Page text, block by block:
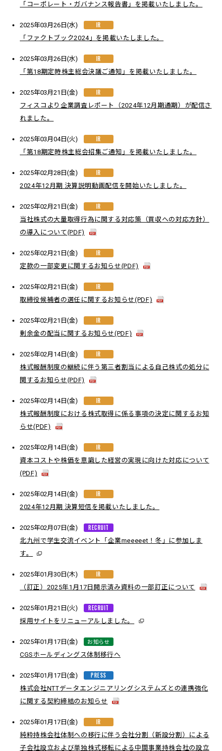
「コーポレート・ガバナンス報告書」を掲載いたしました。
2025年03月26日(水) IR
「ファクトブック2024」を掲載いたしました。
2025年03月26日(水) IR
「第18期定時株主総会決議ご通知」を掲載いたしました。
2025年03月21日(金) IR
フィスコより企業調査レポート（2024年12月期通期）が配信さ
れました。
2025年03月04日(火) IR
「第18期定時株主総会招集ご通知」を掲載いたしました。
2025年02月28日(金) IR
2024年12月期 決算説明動画配信を開始いたしました。
2025年02月21日(金) IR
当社株式の大量取得行為に関する対応策（買収への対応方針）
の導入について(PDF)
2025年02月21日(金) IR
定款の一部変更に関するお知らせ(PDF)
2025年02月21日(金) IR
取締役候補者の選任に関するお知らせ(PDF)
2025年02月21日(金) IR
剰余金の配当に関するお知らせ(PDF)
2025年02月14日(金) IR
株式報酬制度の継続に伴う第三者割当による自己株式の処分に
関するお知らせ(PDF)
2025年02月14日(金) IR
株式報酬制度における株式取得に係る事項の決定に関するお知
らせ(PDF)
2025年02月14日(金) IR
資本コストや株価を意識した経営の実現に向けた対応について
(PDF)
2025年02月14日(金) IR
2024年12月期 決算短信を掲載いたしました。
2025年02月07日(金) RECRUIT
北九州で学生交流イベント「企業meeeeet！冬」に参加しま
す。
2025年01月30日(木) IR
（訂正）2025年1月17日開示済み資料の一部訂正について
2025年01月21日(火) RECRUIT
採用サイトをリニューアルしました。
2025年01月17日(金) お知らせ
CGSホールディングス体制移行へ
2025年01月17日(金) PRESS
株式会社NTTデータエンジニアリングシステムズとの連携強化
に関する契約締結のお知らせ
2025年01月17日(金) IR
純粋持株会社体制への移行に伴う会社分割（新設分割）による
子会社設立および単独株式移転による中間事業持株会社の設立